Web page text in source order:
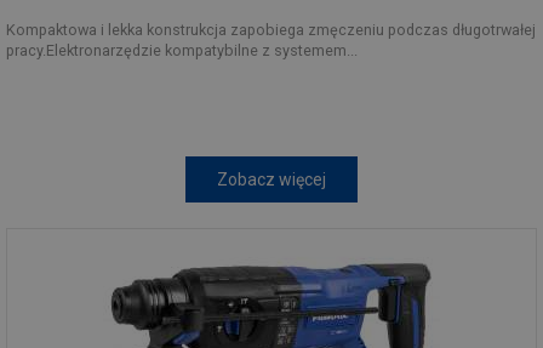
Kompaktowa i lekka konstrukcja zapobiega zmęczeniu podczas długotrwałej
pracy.Elektronarzędzie kompatybilne z systemem...
Zobacz więcej